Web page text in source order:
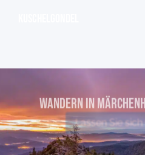
WANDERN IN
Lassen Sie